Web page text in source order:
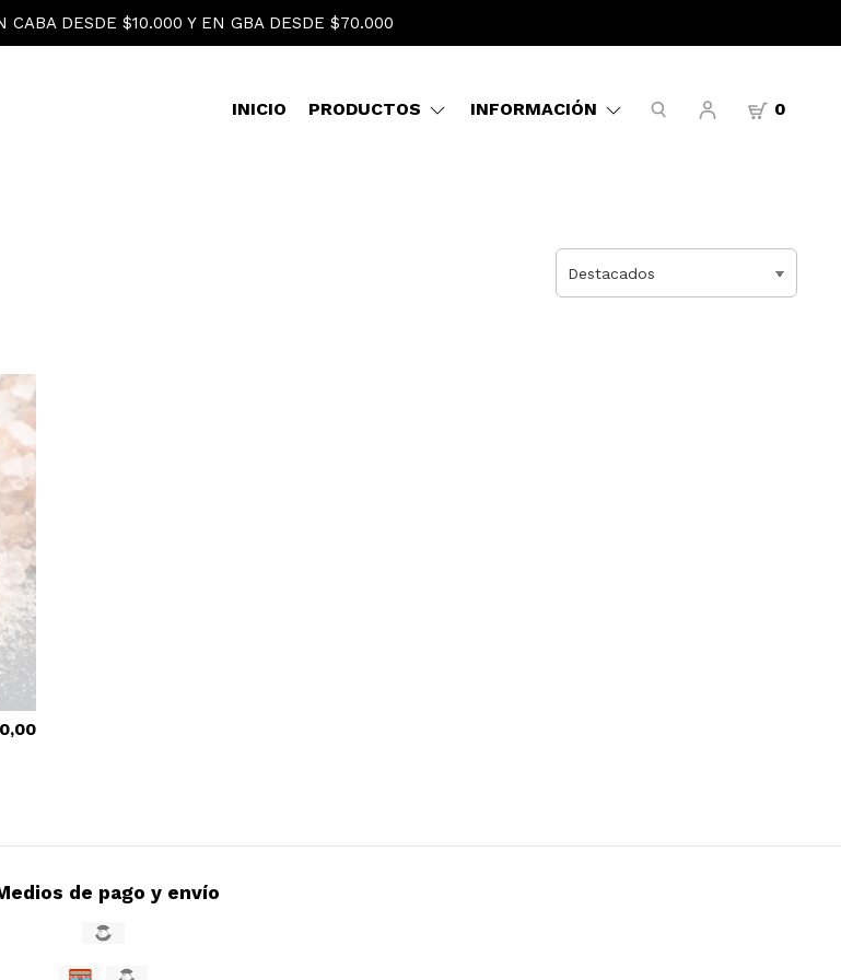
CABA DESDE $10.000 Y EN GBA DESDE $70.000
INICIO PRODUCTOS INFORMACIÓN 0
de pago y envío